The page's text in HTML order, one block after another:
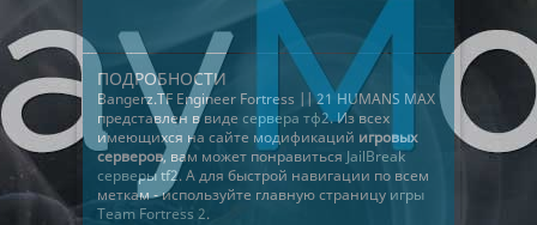
ПОДРОБНОСТИ
Bangerz.TF Engineer Fortress || 21 HUMANS MAX
представлен в виде сервера тф2. Из всех
имеющихся на сайте модификаций игровых
серверов, вам может понравиться JailBreak
серверы tf2. А для быстрой навигации по всем
меткам - используйте главную страницу игры
Team Fortress 2.